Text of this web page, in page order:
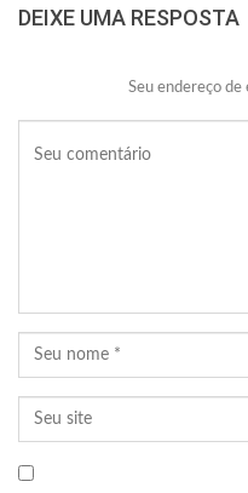
DEIXE UMA RESPOSTA
Seu endereço de